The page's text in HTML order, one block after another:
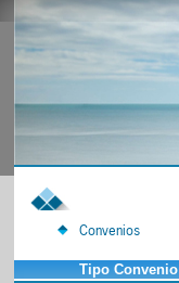
Convenios
Tipo Convenio